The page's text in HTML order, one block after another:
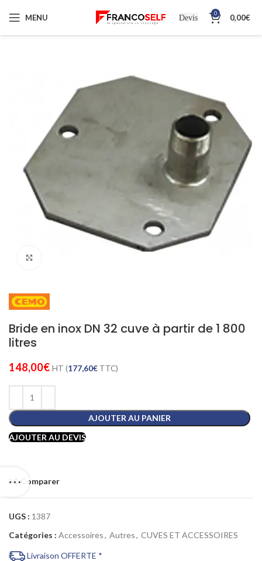
MENU Devis 0 0,00€
Bride en inox DN 32 cuve à partir de 1 800
litres
148,00€ HT (177,60€ TTC)
AJOUTER AU PANIER
AJOUTER AU DEVIS
Comparer
UGS : 1387
Catégories : Accessoires, Autres, CUVES ET ACCESSOIRES
Livraison OFFERTE *